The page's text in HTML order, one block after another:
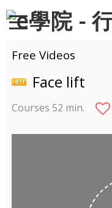
Free Videos
Face lift
Courses 52 min.